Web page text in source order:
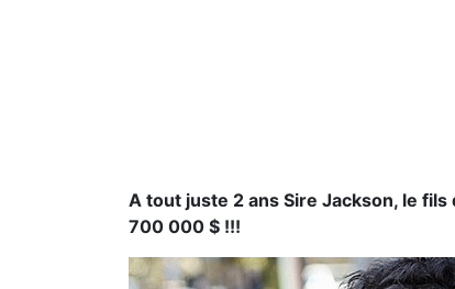
A tout juste 2 ans Sire Jackson, le
700 000 $ !!!